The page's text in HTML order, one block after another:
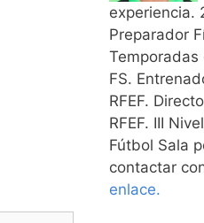
experiencia.
Preparador
Temporadas
FS.
RFEF.
RFEF. III
Fútbol Sala
contactar
enlace.